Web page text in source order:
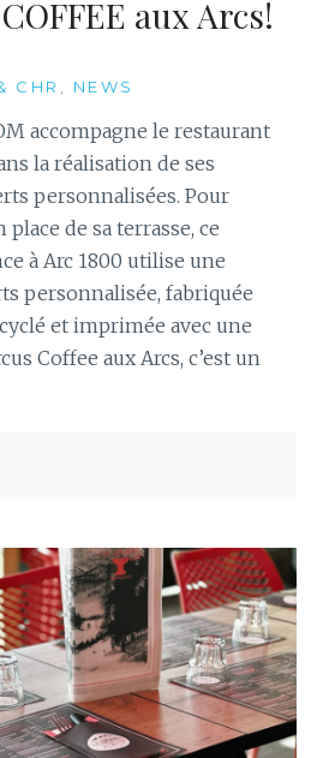
aux Arcs!
CHR NEWS
accompagne le restaurant
la réalisation de ses
personnalisées. Pour
de sa terrasse, ce
à Arc 1800 utilise une
personnalisée, fabriquée
et imprimée avec une
Coffee aux Arcs, c’est un